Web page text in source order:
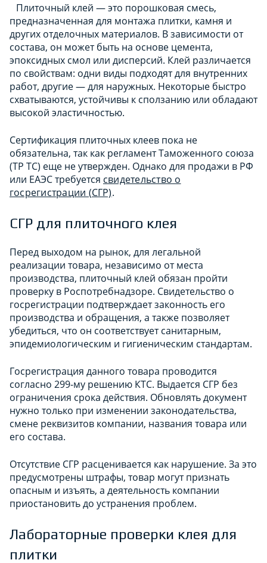
Плиточный клей — это порошковая смесь,
предназначенная для монтажа плитки, камня и
других отделочных материалов. В зависимости от
состава, он может быть на основе цемента,
эпоксидных смол или дисперсий. Клей различается
по свойствам: одни виды подходят для внутренних
работ, другие — для наружных. Некоторые быстро
схватываются, устойчивы к сползанию или обладают
высокой эластичностью.
Сертификация плиточных клеев пока не
обязательна, так как регламент Таможенного союза
(ТР ТС) еще не утвержден. Однако для продажи в РФ
или ЕАЭС требуется свидетельство о
госрегистрации (СГР).
СГР для плиточного клея
Перед выходом на рынок, для легальной
реализации товара, независимо от места
производства, плиточный клей обязан пройти
проверку в Роспотребнадзоре. Свидетельство о
госрегистрации подтверждает законность его
производства и обращения, а также позволяет
убедиться, что он соответствует санитарным,
эпидемиологическим и гигиеническим стандартам.
Госрегистрация данного товара проводится
согласно 299-му решению КТС. Выдается СГР без
ограничения срока действия. Обновлять документ
нужно только при изменении законодательства,
смене реквизитов компании, названия товара или
его состава.
Отсутствие СГР расценивается как нарушение. За это
предусмотрены штрафы, товар могут признать
опасным и изъять, а деятельность компании
приостановить до устранения проблем.
Лабораторные проверки клея для
плитки